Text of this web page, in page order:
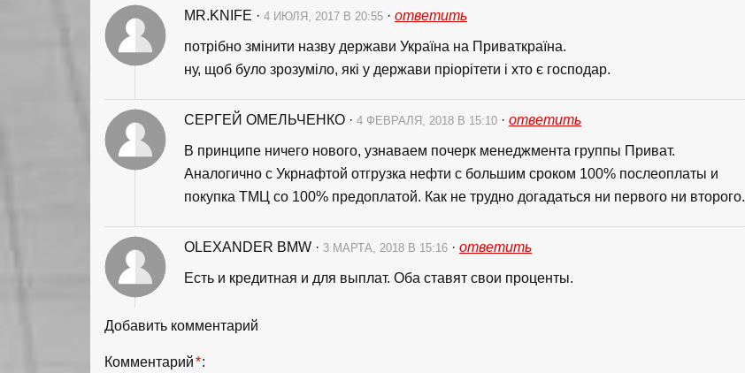
MR.KNIFE · 4 ИЮЛЯ, 2017 В 20:55 · ответить
потрібно змінити назву держави Україна на Приваткраїна.
ну, щоб було зрозуміло, які у держави пріорітети і хто є господар.
СЕРГЕЙ ОМЕЛЬЧЕНКО · 4 ФЕВРАЛЯ, 2018 В 15:10 · ответить
В принципе ничего нового, узнаваем почерк менеджмента группы Приват.
Аналогично с Укрнафтой отгрузка нефти с большим сроком 100% послеоплаты и
покупка ТМЦ со 100% предоплатой. Как не трудно догадаться ни первого ни второго.
OLEXANDER BMW · 3 МАРТА, 2018 В 15:16 · ответить
Есть и кредитная и для выплат. Оба ставят свои проценты.
Добавить комментарий
Комментарий*: